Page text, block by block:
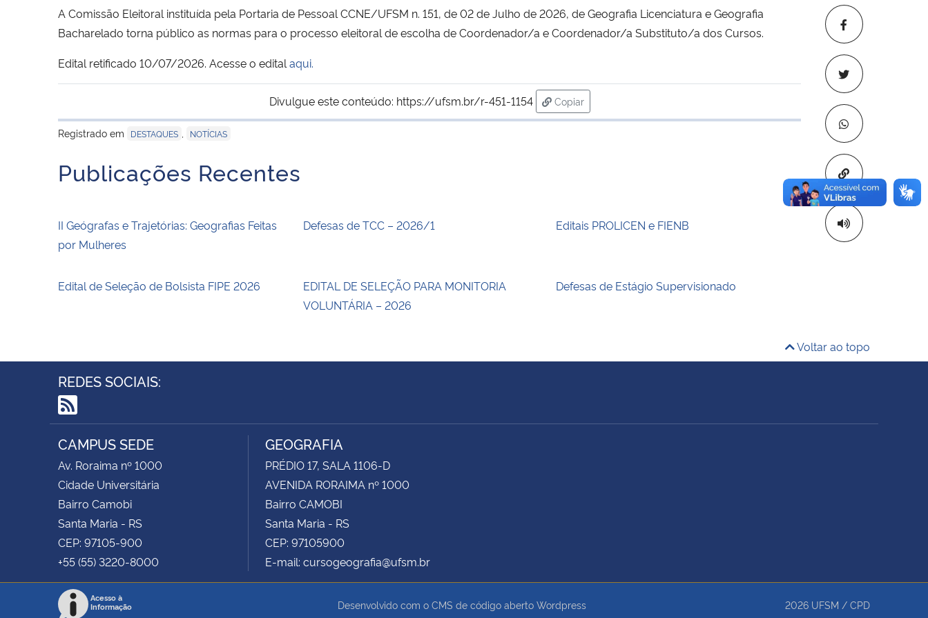
Copiar para
A Comissão Eleitoral instituída pela Portaria de Pessoal CCNE/UFSM n. 151, de 02 de Julho de 2026, de Geografia Licenciatura e Geografia
Bacharelado torna público as normas para o processo eleitoral de escolha de Coordenador/a e Coordenador/a Substituto/a dos Cursos.
Edital retificado 10/07/2026. Acesse o edital aqui.
Divulgue este conteúdo: https://ufsm.br/r-451-1154
Copiar
para área de transferência
Registrado em
DESTAQUES NOTÍCIAS
Publicações Recentes
II Geógrafas e Trajetórias: Geografias Feitas
por Mulheres
Defesas de TCC – 2026/1 Editais PROLICEN e FIENB
Edital de Seleção de Bolsista FIPE 2026
EDITAL DE SELEÇÃO PARA MONITORIA
VOLUNTÁRIA – 2026
Defesas de Estágio Supervisionado
Voltar ao topo
REDES SOCIAIS:
RSS
CAMPUS SEDE
Av. Roraima nº 1000
Cidade Universitária
Bairro Camobi
Santa Maria - RS
CEP: 97105-900
+55 (55) 3220-8000
GEOGRAFIA
PRÉDIO 17, SALA 1106-D
AVENIDA RORAIMA nº 1000
Bairro CAMOBI
Santa Maria - RS
CEP: 97105900
E-mail: cursogeografia@ufsm.br
Acesso à
Informação
Desenvolvido com o CMS de código aberto Wordpress 2026 UFSM / CPD